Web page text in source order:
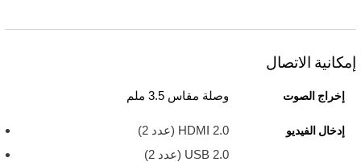
إمكانية الاتصال
إخراج الصوت وصلة مقاس 3.5 ملم
إدخال الفيديو
HDMI 2.0 ‏(عدد 2)
USB 2.0 ‏(عدد 2)